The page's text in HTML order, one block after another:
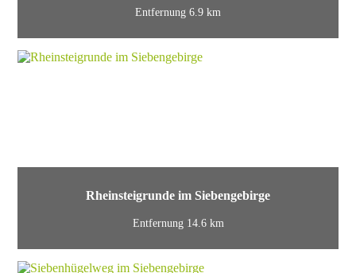
Entfernung 6.9 km
Rheinsteigrunde im Siebengebirge
Entfernung 14.6 km